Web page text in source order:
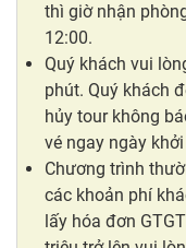
thì giờ nhận
12:00.
Quý khách vui
phút. Quý khách
hủy tour không
vé ngay ngày
Chương trình
các khoản phí
lấy hóa đơn